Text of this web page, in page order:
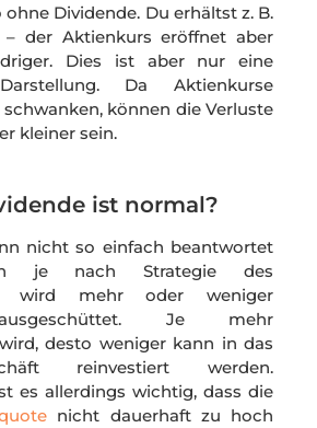
ohne Dividende. Du erhältst z. B.
– der Aktienkurs eröffnet aber
Dies ist aber nur eine
Da Aktienkurse
können die Verluste
kleiner sein.
ist normal?
nicht so einfach beantwortet
je nach Strategie des
wird mehr oder weniger
Je mehr
desto weniger kann in das
reinvestiert werden.
es allerdings wichtig, dass die
nicht dauerhaft zu hoch